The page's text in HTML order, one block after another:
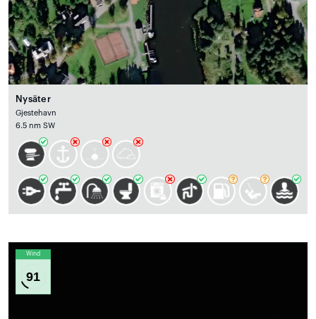
Nysäter
Gjestehavn
6.5 nm SW
Wind
91